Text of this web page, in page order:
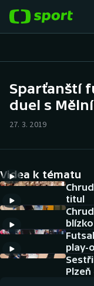
Hokej
Cyklistika
DALŠÍ SPORTY
Americký fotbal
Baseball a softbal
NEPŘEHLÉDNĚTE
Sparťanští
duel s
27. 3. 2019
Videa k tématu
titul
play-
Plzeň